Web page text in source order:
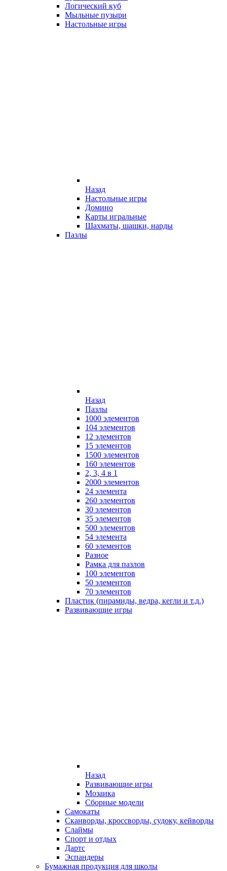
Логический куб
Мыльные пузыри
Настольные игры
Назад
Настольные игры
Домино
Карты игральные
Шахматы, шашки, нарды
Пазлы
Назад
Пазлы
1000 элементов
104 элементов
12 элементов
15 элементов
1500 элементов
160 элементов
2, 3, 4 в 1
2000 элементов
24 элемента
260 элементов
30 элементов
35 элементов
500 элементов
54 элемента
60 элементов
Разное
Рамка для пазлов
100 элементов
50 элементов
70 элементов
Пластик (пирамиды, ведра, кегли и т.д.)
Развивающие игры
Назад
Развивающие игры
Мозаика
Сборные модели
Самокаты
Сканворды, кроссворды, судоку, кейворды
Слаймы
Спорт и отдых
Дартс
Эспандеры
Бумажная продукция для школы